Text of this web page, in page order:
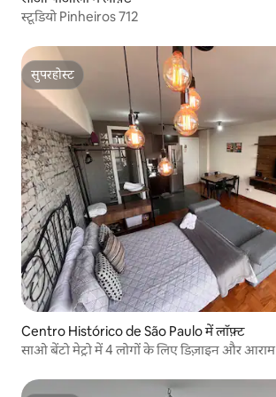
स्टूडियो Pinheiros 712
सुपरहोस्ट
सुपरहोस्ट
Centro Histórico de São Paulo में लॉफ़्ट
साओ बेंटो मेट्रो में 4 लोगों के लिए डिज़ाइन और आराम